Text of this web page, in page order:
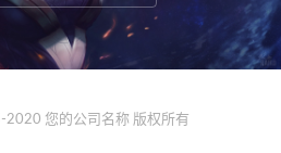
您的公司名称 版权所有